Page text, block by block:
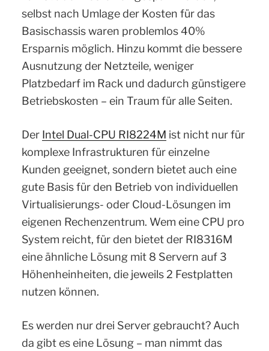
selbst nach Umlage der Kosten für das
Basischassis waren problemlos 40%
Ersparnis möglich. Hinzu kommt die bessere
Ausnutzung der Netzteile, weniger
Platzbedarf im Rack und dadurch günstigere
Betriebskosten – ein Traum für alle Seiten.
Der Intel Dual-CPU RI8224M ist nicht nur für
komplexe Infrastrukturen für einzelne
Kunden geeignet, sondern bietet auch eine
gute Basis für den Betrieb von individuellen
Virtualisierungs- oder Cloud-Lösungen im
eigenen Rechenzentrum. Wem eine CPU pro
System reicht, für den bietet der RI8316M
eine ähnliche Lösung mit 8 Servern auf 3
Höhenheinheiten, die jeweils 2 Festplatten
nutzen können.
Es werden nur drei Server gebraucht? Auch
da gibt es eine Lösung – man nimmt das